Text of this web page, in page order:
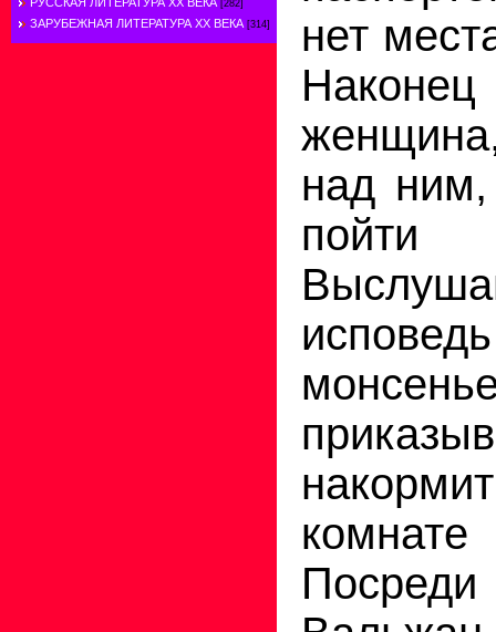
[282]
ЗАРУБЕЖНАЯ ЛИТЕРАТУРА ХХ ВЕКА [314]
нет
над ним,
пойти